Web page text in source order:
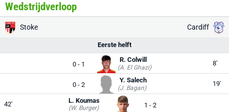
Wedstrijdverloop
Stoke Cardiff
Eerste helft
0 - 1
R. Colwill
(A. El Ghazi)
8'
0 - 2
Y. Salech
(J. Bagan)
19'
42' (W. Burger)
L. Koumas
1 - 2